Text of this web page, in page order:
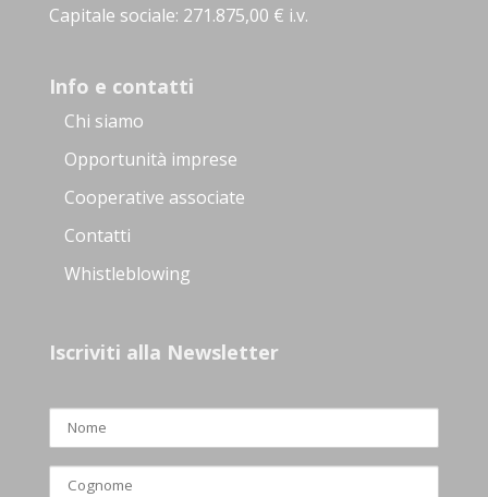
Capitale sociale: 271.875,00 € i.v.
Info e contatti
Chi siamo
Opportunità imprese
Cooperative associate
Contatti
Whistleblowing
Iscriviti alla Newsletter